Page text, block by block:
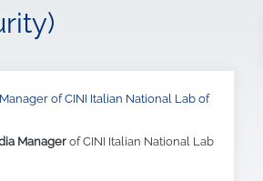
of CINI Italian National Lab of
Manager of CINI Italian National Lab